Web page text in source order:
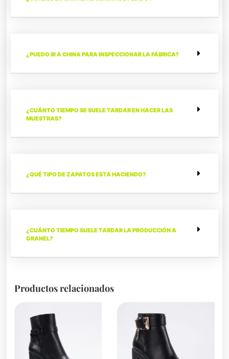
¿PUEDO IR A CHINA PARA INSPECCIONAR LA FÁBRICA?
¿CUÁNTO TIEMPO SE SUELE TARDAR EN HACER LAS
MUESTRAS?
¿QUÉ TIPO DE ZAPATOS ESTÁ HACIENDO?
¿CUÁNTO TIEMPO SUELE TARDAR LA PRODUCCIÓN A
GRANEL?
Productos relacionados